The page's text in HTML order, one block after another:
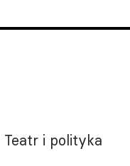
Teatr i polityka